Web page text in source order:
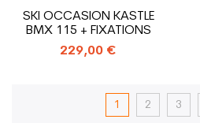
SKI OCCASION KASTLE
BMX 115 + FIXATIONS
229,00 €
1 2 3